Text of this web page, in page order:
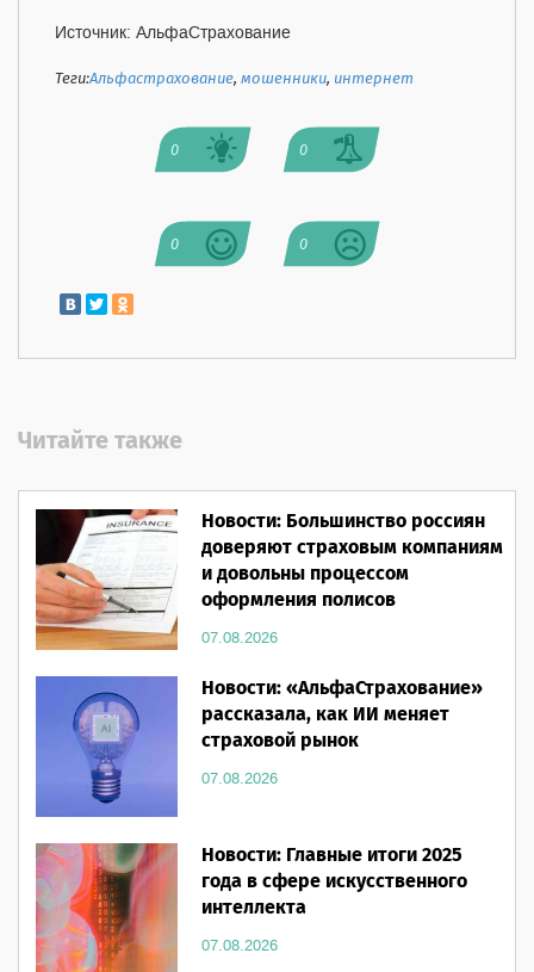
Источник: АльфаСтрахование
Теги:Альфастрахование,мошенники, интернет
0 0
0 0
Читайте также
Новости: Большинство россиян
доверяют страховым компаниям
и довольны процессом
оформления полисов
07.08.2026
Новости: «АльфаСтрахование»
рассказала, как ИИ меняет
страховой рынок
07.08.2026
Новости: Главные итоги 2025
года в сфере искусственного
интеллекта
07.08.2026